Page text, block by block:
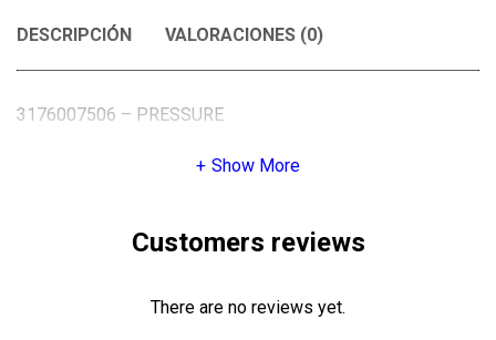
DESCRIPCIÓN VALORACIONES (0)
3176007506 – PRESSURE
Show More
Customers reviews
There are no reviews yet.